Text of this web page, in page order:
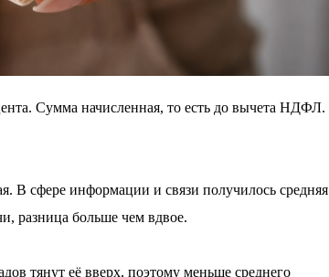
Сумма начисленная, то есть до вычета НДФЛ.
В сфере информации и связи получилось средняя
разница больше чем вдвое.
тянут её вверх, поэтому меньше среднего